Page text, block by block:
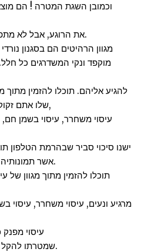
וכמובן השגת המטרה ! הם
את הרוגע, אבל לא מתפשרים על הפרטיות שלהם.
מגוון הרהיטים הם בסגנון
מוקפד ונקי המשדרגים כל חלל.
להגיע אליהם. תוכלו להזמין מתוך
שלו אתם זקוקים כמו: עיסוי מרגיע ונעים,
עיסוי משחרר, עיסוי בשמן חם,
ישנו סיכוי סביר שבהרמת הטלפון
אשר תמונותיה לא מפורסמות בפורטל זה.
תוכלו להזמין מתוך מגוון של
מרגיע ונעים, עיסוי משחרר, עיסוי
עיסוי מפנק
שמטרתו להקל על המתח הגופני והעצבני.